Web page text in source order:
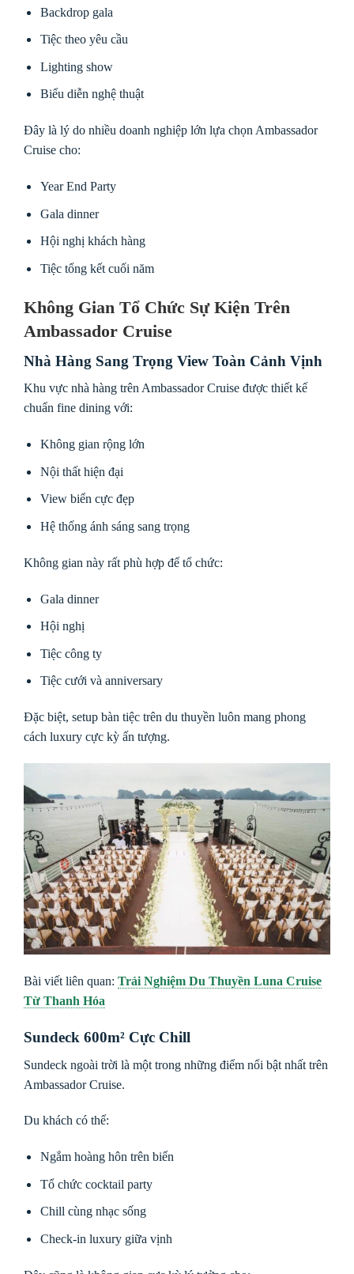
Backdrop gala
Tiệc theo yêu cầu
Lighting show
Biểu diễn nghệ thuật
Đây là lý do nhiều doanh nghiệp lớn lựa chọn Ambassador
Cruise cho:
Year End Party
Gala dinner
Hội nghị khách hàng
Tiệc tổng kết cuối năm
Không Gian Tổ Chức Sự Kiện Trên
Ambassador Cruise
Nhà Hàng Sang Trọng View Toàn Cảnh Vịnh
Khu vực nhà hàng trên Ambassador Cruise được thiết kế
chuẩn fine dining với:
Không gian rộng lớn
Nội thất hiện đại
View biển cực đẹp
Hệ thống ánh sáng sang trọng
Không gian này rất phù hợp để tổ chức:
Gala dinner
Hội nghị
Tiệc công ty
Tiệc cưới và anniversary
Đặc biệt, setup bàn tiệc trên du thuyền luôn mang phong
cách luxury cực kỳ ấn tượng.
Bài viết liên quan: Trải Nghiệm Du Thuyền Luna Cruise
Từ Thanh Hóa
Sundeck 600m² Cực Chill
Sundeck ngoài trời là một trong những điểm nổi bật nhất trên
Ambassador Cruise.
Du khách có thể:
Ngắm hoàng hôn trên biển
Tổ chức cocktail party
Chill cùng nhạc sống
Check-in luxury giữa vịnh